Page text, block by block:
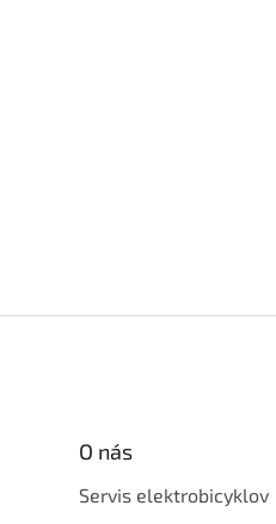
O nás
Servis elektrobicyklov